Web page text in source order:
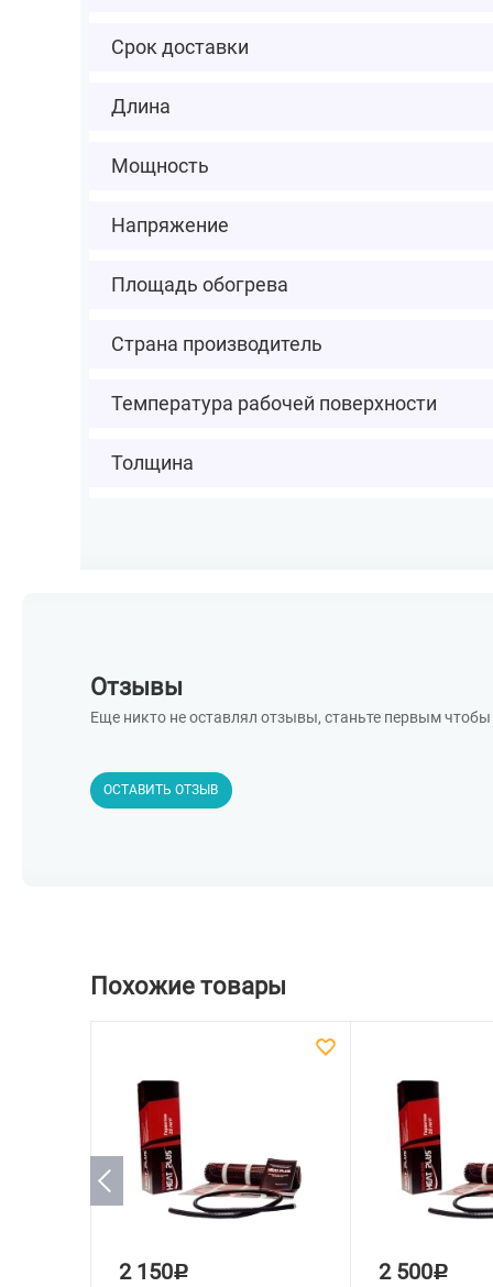
Срок доставки
Длина
Мощность
Напряжение
Площадь обогрева
Страна производитель
Температура рабочей поверхности
Толщина
Отзывы
Еще никто не оставлял отзывы, станьте первым
ОСТАВИТЬ ОТЗЫВ
Похожие товары
2 150Р 2 500Р